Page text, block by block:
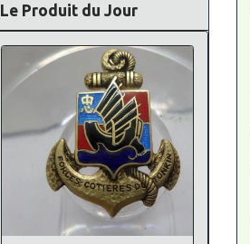
Le Produit du Jour